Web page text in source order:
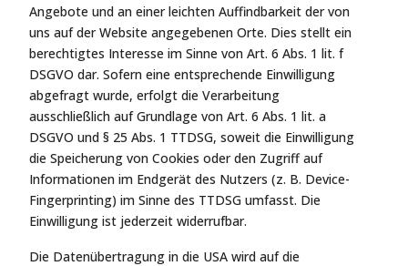
Angebote und an einer leichten Auffindbarkeit der von
uns auf der Website angegebenen Orte. Dies stellt ein
berechtigtes Interesse im Sinne von Art. 6 Abs. 1 lit. f
DSGVO dar. Sofern eine entsprechende Einwilligung
abgefragt wurde, erfolgt die Verarbeitung
ausschließlich auf Grundlage von Art. 6 Abs. 1 lit. a
DSGVO und § 25 Abs. 1 TTDSG, soweit die Einwilligung
die Speicherung von Cookies oder den Zugriff auf
Informationen im Endgerät des Nutzers (z. B. Device-
Fingerprinting) im Sinne des TTDSG umfasst. Die
Einwilligung ist jederzeit widerrufbar.
Die Datenübertragung in die USA wird auf die